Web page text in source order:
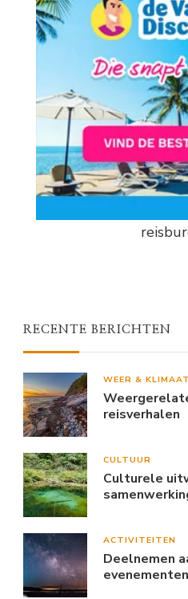
RECENTE BERICHTEN
WEER & KLIMAAT
reisverhalen
CULTUUR
Culturele
ACTIVITEITEN
Deelnemen
evenementen